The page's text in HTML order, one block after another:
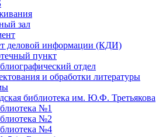
зал
деловой информации (КДИ)
пункт
отдел
и обработки литературы
библиотека им. Ю.Ф. Третьякова
№1
№2
№4